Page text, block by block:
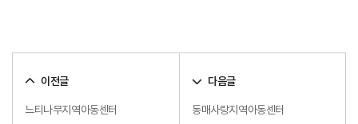
이전글
느티나무지역아동센터
다음글
동매사랑지역아동센터